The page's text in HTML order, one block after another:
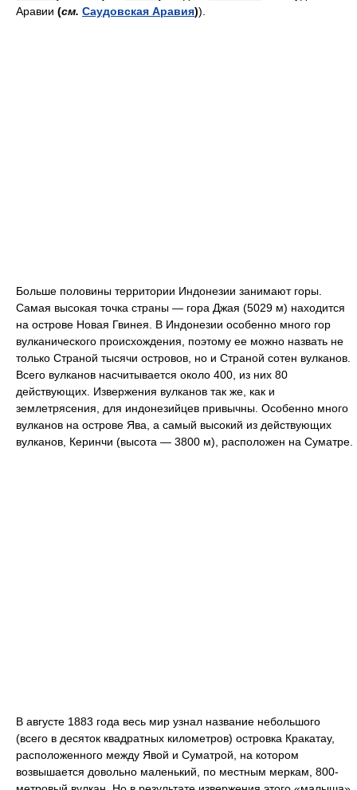
Аравии (см. Саудовская Аравия)).
Больше половины территории Индонезии занимают горы.
Самая высокая точка страны — гора Джая (5029 м) находится
на острове Новая Гвинея. В Индонезии особенно много гор
вулканического происхождения, поэтому ее можно назвать не
только Страной тысячи островов, но и Страной сотен вулканов.
Всего вулканов насчитывается около 400, из них 80
действующих. Извержения вулканов так же, как и
землетрясения, для индонезийцев привычны. Особенно много
вулканов на острове Ява, а самый высокий из действующих
вулканов, Керинчи (высота — 3800 м), расположен на Суматре.
В августе 1883 года весь мир узнал название небольшого
(всего в десяток квадратных километров) островка Кракатау,
расположенного между Явой и Суматрой, на котором
возвышается довольно маленький, по местным меркам, 800-